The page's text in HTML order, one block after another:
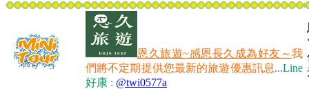
恩久旅遊~感恩長久成為好友～我
們將不定期提供您最新的旅遊優惠訊息...Line
好康 : @twi0577a